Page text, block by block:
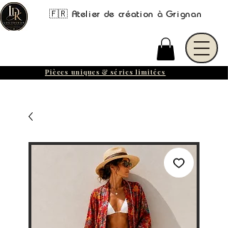
🇫🇷 Atelier de création à Grignan
Pièces uniques & séries limitées